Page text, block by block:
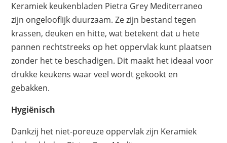
Keramiek keukenbladen Pietra Grey Mediterraneo
zijn ongelooflijk duurzaam. Ze zijn bestand tegen
krassen, deuken en hitte, wat betekent dat u hete
pannen rechtstreeks op het oppervlak kunt plaatsen
zonder het te beschadigen. Dit maakt het ideaal voor
drukke keukens waar veel wordt gekookt en
gebakken.
Hygiënisch
Dankzij het niet-poreuze oppervlak zijn Keramiek